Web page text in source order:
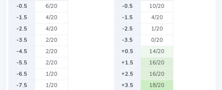
-0.5
6/20
-1.5
4/20
-2.5
4/20
-3.5
2/20
-4.5
2/20
-5.5
2/20
-6.5
1/20
-7.5
1/20
-0.5
10/20
-1.5
4/20
-2.5
1/20
-3.5
0/20
+0.5
14/20
+1.5
16/20
+2.5
16/20
+3.5
18/20